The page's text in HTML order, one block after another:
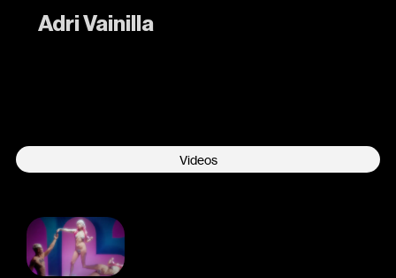
Adri Vainilla
Videos